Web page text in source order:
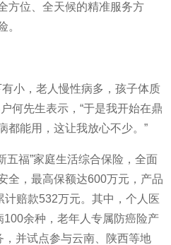
方位、全天候的精准服务方
。
小，老人慢性病多，孩子体质
何先生表示，“于是我开始在鼎
都能用，这让我放心不少。”
五福”家庭生活综合保险，全面
全，最高保额达600万元，产品
赔款532万元。其中，个人医
100余种，老年人专属防癌险产
，并试点参与云南、陕西等地